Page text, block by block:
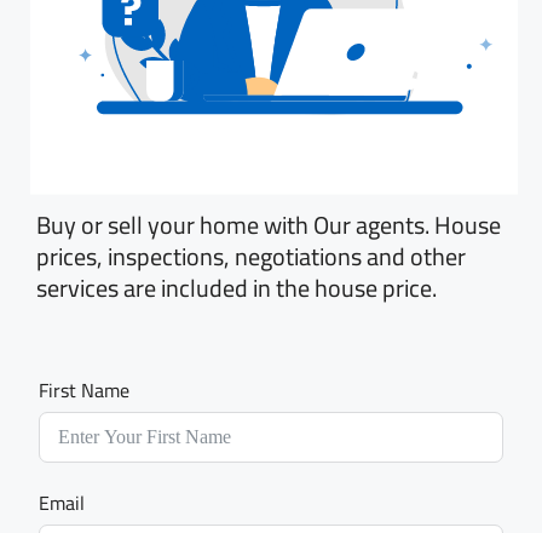
Buy or sell your home with Our agents. House
prices, inspections, negotiations and other
services are included in the house price.
First Name
Email